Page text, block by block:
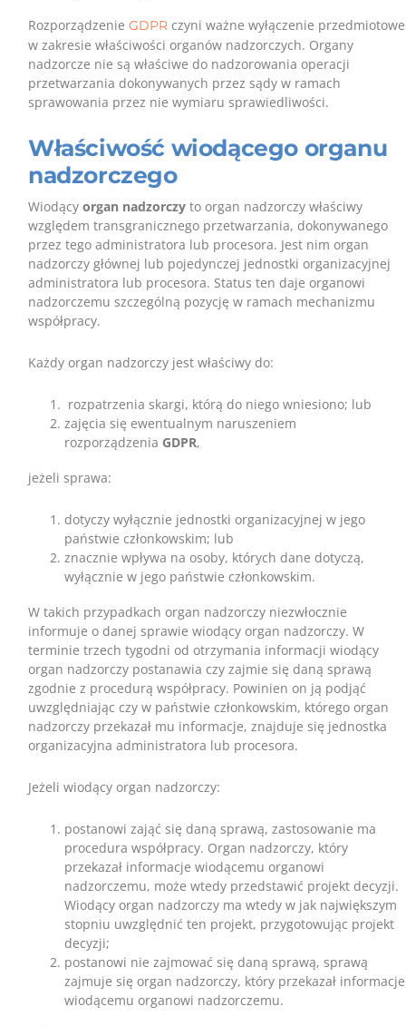
Rozporządzenie GDPR czyni ważne wyłączenie przedmiotowe
w zakresie właściwości organów nadzorczych. Organy
nadzorcze nie są właściwe do nadzorowania operacji
przetwarzania dokonywanych przez sądy w ramach
sprawowania przez nie wymiaru sprawiedliwości.
Właściwość wiodącego organu
nadzorczego
Wiodący organ nadzorczy to organ nadzorczy właściwy
względem transgranicznego przetwarzania, dokonywanego
przez tego administratora lub procesora. Jest nim organ
nadzorczy głównej lub pojedynczej jednostki organizacyjnej
administratora lub procesora. Status ten daje organowi
nadzorczemu szczególną pozycję w ramach mechanizmu
współpracy.
Każdy organ nadzorczy jest właściwy do:
rozpatrzenia skargi, którą do niego wniesiono; lub
zajęcia się ewentualnym naruszeniem
rozporządzenia GDPR,
jeżeli sprawa:
dotyczy wyłącznie jednostki organizacyjnej w jego
państwie członkowskim; lub
znacznie wpływa na osoby, których dane dotyczą,
wyłącznie w jego państwie członkowskim.
W takich przypadkach organ nadzorczy niezwłocznie
informuje o danej sprawie wiodący organ nadzorczy. W
terminie trzech tygodni od otrzymania informacji wiodący
organ nadzorczy postanawia czy zajmie się daną sprawą
zgodnie z procedurą współpracy. Powinien on ją podjąć
uwzględniając czy w państwie członkowskim, którego organ
nadzorczy przekazał mu informacje, znajduje się jednostka
organizacyjna administratora lub procesora.
Jeżeli wiodący organ nadzorczy:
postanowi zająć się daną sprawą, zastosowanie ma
procedura współpracy. Organ nadzorczy, który
przekazał informacje wiodącemu organowi
nadzorczemu, może wtedy przedstawić projekt decyzji.
Wiodący organ nadzorczy ma wtedy w jak największym
stopniu uwzględnić ten projekt, przygotowując projekt
decyzji;
postanowi nie zajmować się daną sprawą, sprawą
zajmuje się organ nadzorczy, który przekazał informacje
wiodącemu organowi nadzorczemu.